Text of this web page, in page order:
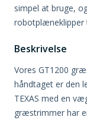
simpel at bruge,
robotplæneklipper
Beskrivelse
Vores GT1200
håndtaget er den
TEXAS med en
græstrimmer har